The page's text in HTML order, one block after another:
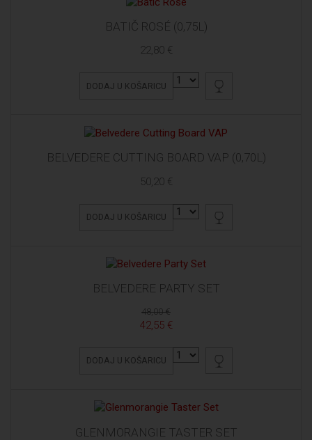
BATIČ ROSÉ (0,75L)
22,80 €
DODAJ U KOŠARICU
BELVEDERE CUTTING BOARD VAP (0,70L)
50,20 €
DODAJ U KOŠARICU
BELVEDERE PARTY SET
48,00 €
42,55 €
DODAJ U KOŠARICU
GLENMORANGIE TASTER SET